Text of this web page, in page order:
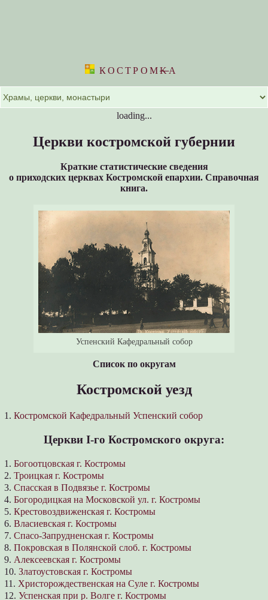
КОСТРОМKА
loading...
Церкви костромской губернии
Краткие статистические сведения
о приходских церквах Костромской епархии. Справочная
книга.
Успенский Кафедральный собор
Список по округам
Костромской уезд
1.Костромской Кафедральный Успенский собор
Церкви І-го Костромского округа:
1.Богоотцовская г. Костромы
2.Троицкая г. Костромы
3.Спасская в Подвязье г. Костромы
4.Богородицкая на Московской ул. г. Костромы
5.Крестовоздвиженская г. Костромы
6.Власиевская г. Костромы
7.Спасо-Запрудненская г. Костромы
8.Покровская в Полянской слоб. г. Костромы
9. Алексеевская г. Костромы
10.Златоустовская г. Костромы
11. Христорождественская на Суле г. Костромы
12.Успенская при р. Волге г. Костромы